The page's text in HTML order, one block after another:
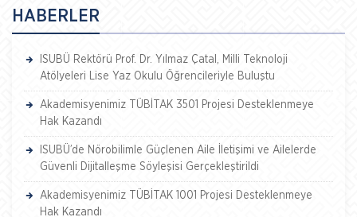
HABERLER
ISUBÜ Rektörü Prof. Dr. Yılmaz Çatal, Milli Teknoloji
Atölyeleri Lise Yaz Okulu Öğrencileriyle Buluştu
Akademisyenimiz TÜBİTAK 3501 Projesi Desteklenmeye
Hak Kazandı
ISUBÜ’de Nörobilimle Güçlenen Aile İletişimi ve Ailelerde
Güvenli Dijitalleşme Söyleşisi Gerçekleştirildi
Akademisyenimiz TÜBİTAK 1001 Projesi Desteklenmeye
Hak Kazandı